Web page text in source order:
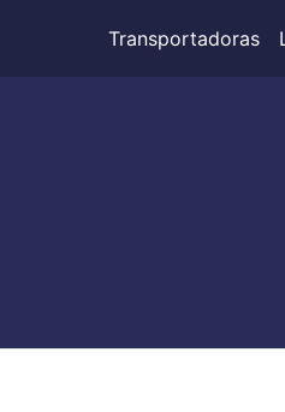
Transportadoras